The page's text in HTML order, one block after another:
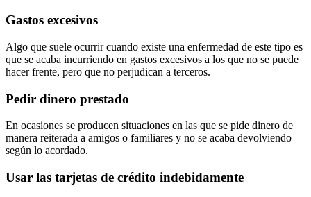
Gastos excesivos
Algo que suele ocurrir cuando existe una enfermedad de este tipo es
que se acaba incurriendo en gastos excesivos a los que no se puede
hacer frente, pero que no perjudican a terceros.
Pedir dinero prestado
En ocasiones se producen situaciones en las que se pide dinero de
manera reiterada a amigos o familiares y no se acaba devolviendo
según lo acordado.
Usar las tarjetas de crédito indebidamente